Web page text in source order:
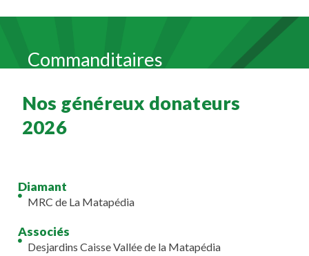
Commanditaires
Nos généreux donateurs
2026
Diamant
MRC de La Matapédia
Associés
Desjardins Caisse Vallée de la Matapédia